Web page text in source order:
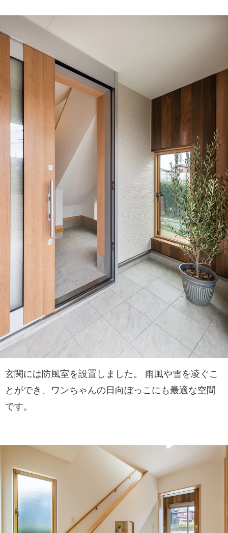
玄関には防風室を設置しました。 雨風や雪を凌ぐこ
とができ、ワンちゃんの日向ぼっこにも最適な空間
です。